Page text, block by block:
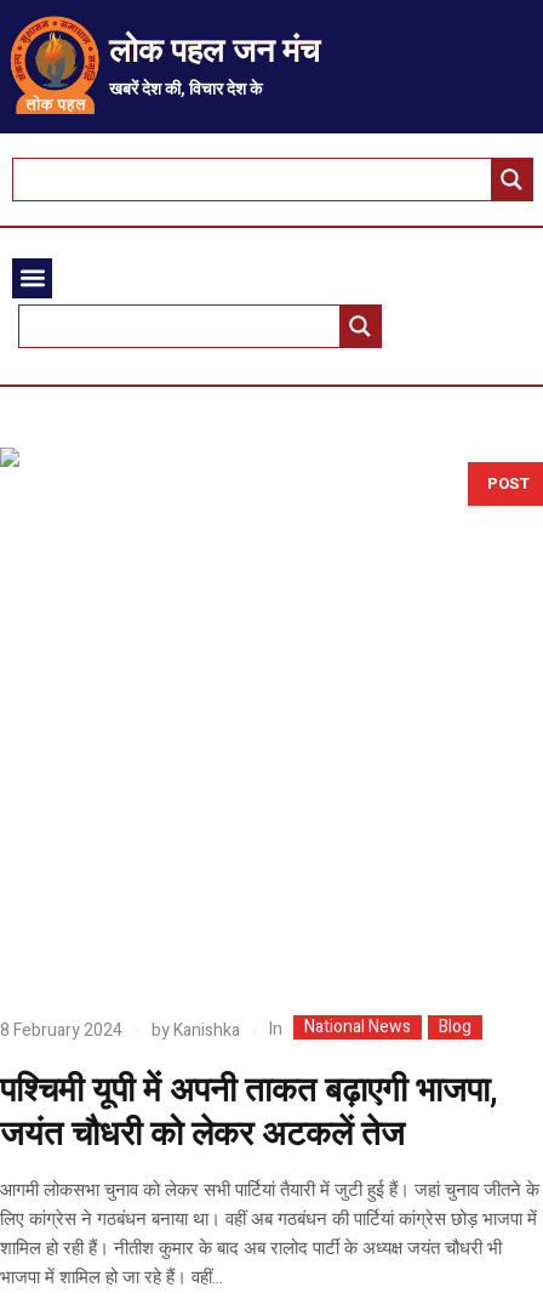
लोक पहल जन मंच
खबरें देश की, विचार देश के
POST
8 February 2024 byKanishka In National News Blog
पश्चिमी यूपी में अपनी ताकत बढ़ाएगी भाजपा,
जयंत चौधरी को लेकर अटकलें तेज
आगमी लोकसभा चुनाव को लेकर सभी पार्टियां तैयारी में जुटी हुई हैं। जहां चुनाव जीतने के
लिए कांग्रेस ने गठबंधन बनाया था। वहीं अब गठबंधन की पार्टियां कांग्रेस छोड़ भाजपा में
शामिल हो रही हैं। नीतीश कुमार के बाद अब रालोद पार्टी के अध्यक्ष जयंत चौधरी भी
भाजपा में शामिल हो जा रहे हैं। वहीं...